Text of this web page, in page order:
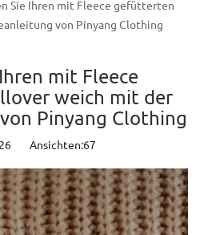
Sie Ihren mit Fleece gefütterten
von Pinyang Clothing
mit Fleece
weich mit der
Pinyang Clothing
Ansichten:67